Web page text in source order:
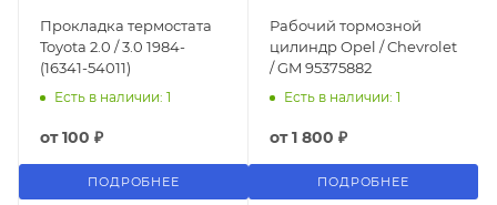
Прокладка термостата
Toyota 2.0 / 3.0 1984-
(16341-54011)
Есть в наличии: 1
от100 ₽
ПОДРОБНЕЕ
Рабочий тормозной
цилиндр Opel / Chevrolet
/ GM 95375882
Есть в наличии: 1
от1 800 ₽
ПОДРОБНЕЕ